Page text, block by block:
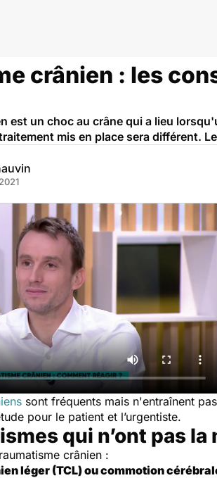
crânien : les
est un choc au crâne qui a lieu
mis en place sera différent.
sont fréquents mais n'entraînent
pour le patient et l’urgentiste.
qui n’ont pas la
crânien :
léger (TCL) ou commotion